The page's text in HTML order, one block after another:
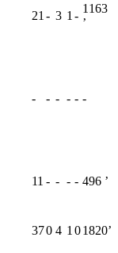
21 - 3 1 -
1163
ʼ
- - - - - -
11 - - - - 496 ʼ
370 4 1 01820ʼ